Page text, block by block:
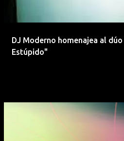
DJ Moderno homenajea al
Estúpido"